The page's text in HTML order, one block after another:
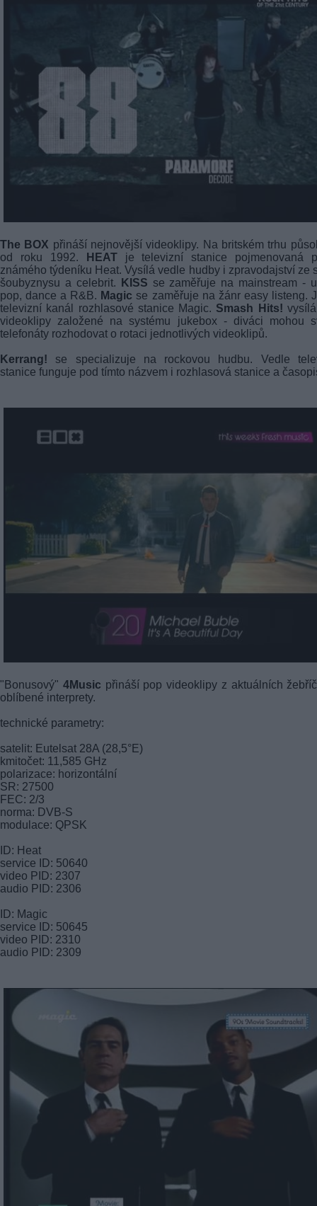
The BOX přináší nejnovější videoklipy. Na britském trhu
od roku 1992.
HEATje televizní stanice pojmenovaná
známého týdeníku Heat. Vysílá vedle hudby i zpravodajství ze
šoubyznysu a celebrit.
KISS se zaměřuje na mainstream -
pop, dance a R&B. Magic se zaměřuje na žánr easy listeng.
televizní kanál rozhlasové stanice Magic. Smash Hits!
videoklipy založené na systému jukebox - diváci mohou
telefonáty rozhodovat o rotaci jednotlivých videoklipů.
Kerrang! se specializuje na rockovou hudbu. Vedle
stanice funguje pod tímto názvem i rozhlasová stanice a
"Bonusový" 4Music přináší pop videoklipy z aktuálních
oblíbené interprety.
technické parametry:
satelit: Eutelsat 28A (28,5°E)
kmitočet: 11,585 GHz
polarizace: horizontální
SR: 27500
FEC: 2/3
norma: DVB-S
modulace: QPSK
ID: Heat
service ID: 50640
video PID: 2307
audio PID: 2306
ID: Magic
service ID: 50645
video PID: 2310
audio PID: 2309